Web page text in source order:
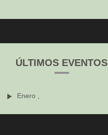
ÚLTIMOS EVENTOS
Enero ,